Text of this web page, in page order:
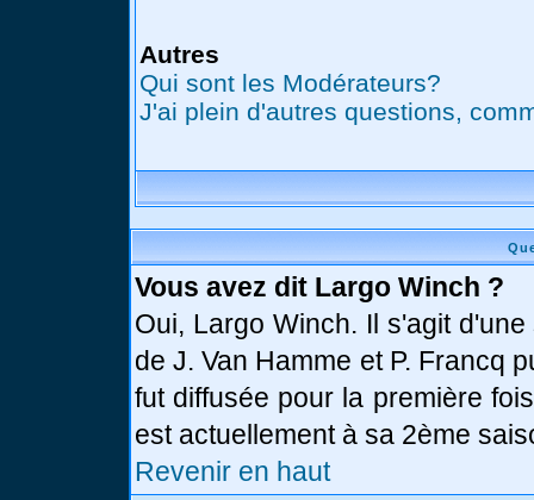
Autres
Qui sont les Modérateurs?
J'ai plein d'autres questions,
Vous avez dit Largo Winch ?
Oui, Largo Winch. Il s'agit
de J. Van Hamme et P. Francq
fut diffusée pour la première
est actuellement à sa 2ème
Revenir en haut